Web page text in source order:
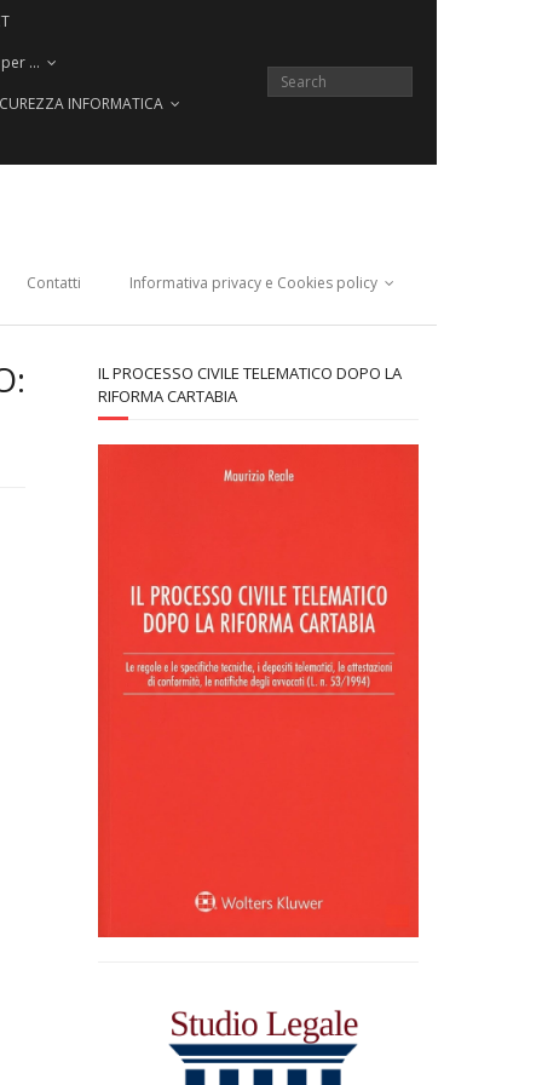
…
INFORMATICA
Contatti Informativa privacy e Cookies policy
IL PROCESSO CIVILE TELEMATICO DOPO LA
RIFORMA CARTABIA